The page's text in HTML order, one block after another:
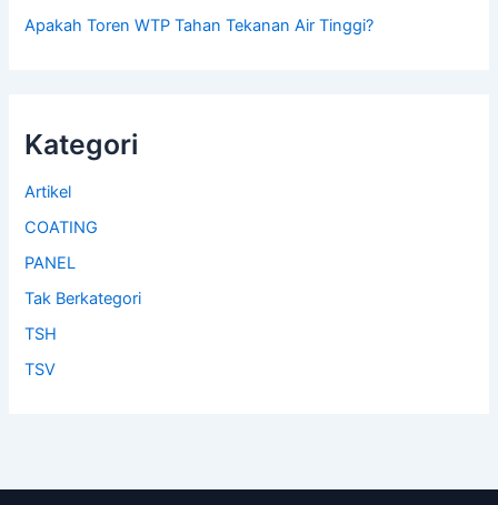
Apakah Toren WTP Tahan Tekanan Air Tinggi?
Kategori
Artikel
COATING
PANEL
Tak Berkategori
TSH
TSV